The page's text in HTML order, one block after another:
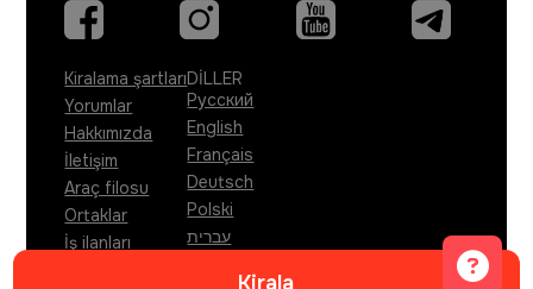
Kirala
Kiralama şartları
Yorumlar
Hakkımızda
İletişim
Araç filosu
Ortaklar
İş ilanları
DİLLER
Русский
English
Français
Deutsch
Polski
עברית